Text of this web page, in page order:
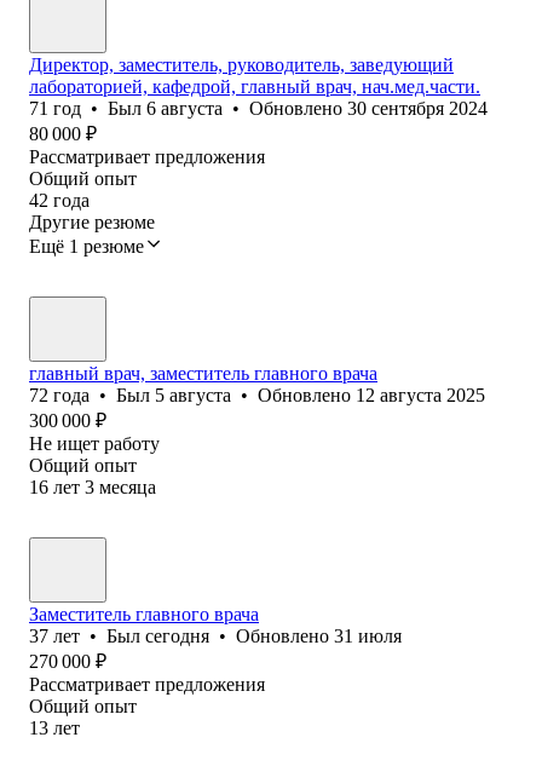
Директор, заместитель, руководитель, заведующий
лабораторией, кафедрой, главный врач, нач.мед.части.
71 год • Был 6 августа • Обновлено 30 сентября 2024
80 000 ₽
Рассматривает предложения
Общий опыт
42 года
Другие резюме
Ещё 1 резюме
главный врач, заместитель главного врача
72 года • Был 5 августа • Обновлено 12 августа 2025
300 000 ₽
Не ищет работу
Общий опыт
16 лет 3 месяца
Заместитель главного врача
37 лет • Был сегодня • Обновлено 31 июля
270 000 ₽
Рассматривает предложения
Общий опыт
13 лет